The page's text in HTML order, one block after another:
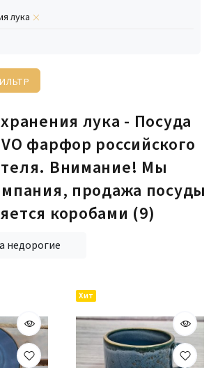
лука
лука - Посуда
фарфор российского
Внимание! Мы
продажа посуды
коробами (9)
недорогие
Хит